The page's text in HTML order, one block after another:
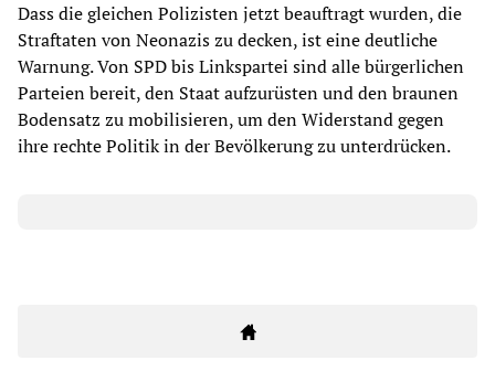
Dass die gleichen Polizisten jetzt beauftragt wurden, die
Straftaten von Neonazis zu decken, ist eine deutliche
Warnung. Von SPD bis Linkspartei sind alle bürgerlichen
Parteien bereit, den Staat aufzurüsten und den braunen
Bodensatz zu mobilisieren, um den Widerstand gegen
ihre rechte Politik in der Bevölkerung zu unterdrücken.